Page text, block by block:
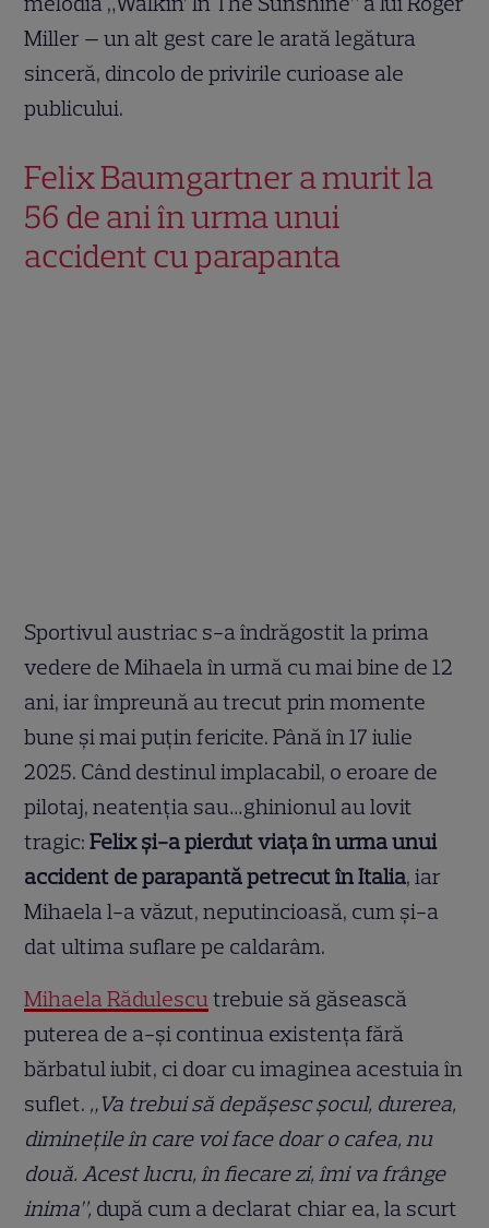
Miller — un alt gest care le arată legătura
sinceră, dincolo de privirile curioase ale
publicului.
Felix Baumgartner a murit la
56 de ani în urma unui
accident cu parapanta
Sportivul austriac s-a îndrăgostit la prima
vedere de Mihaela în urmă cu mai bine de 12
ani, iar împreună au trecut prin momente
bune și mai puțin fericite. Până în 17 iulie
2025. Când destinul implacabil, o eroare de
pilotaj, neatenția sau…ghinionul au lovit
tragic:Felix și-a pierdut viața în urma unui
accident de parapantă petrecut în Italia, iar
Mihaela l-a văzut, neputincioasă, cum și-a
dat ultima suflare pe caldarâm.
Mihaela Rădulescu trebuie să găsească
puterea de a-și continua existența fără
bărbatul iubit, ci doar cu imaginea acestuia în
suflet. „Va trebui să depășesc șocul, durerea,
diminețile în care voi face doar o cafea, nu
două. Acest lucru, în fiecare zi, îmi va frânge
inima”, după cum a declarat chiar ea, la scurt